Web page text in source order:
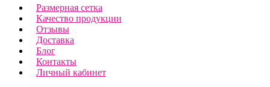
Размерная сетка
Качество продукции
Отзывы
Доставка
Блог
Контакты
Личный кабинет